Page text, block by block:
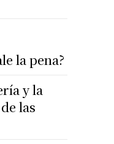
la pena?
y la
las